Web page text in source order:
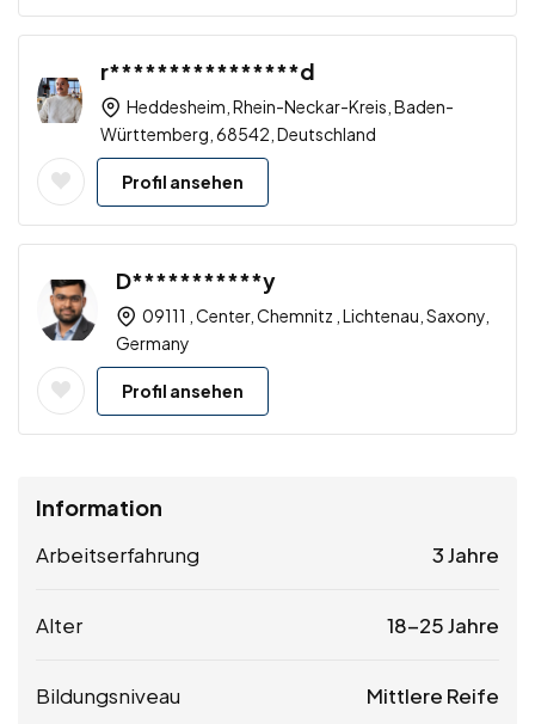
r****************d
Heddesheim, Rhein-Neckar-Kreis, Baden-
Württemberg, 68542, Deutschland
Profil ansehen
D***********y
09111 , Center, Chemnitz , Lichtenau, Saxony,
Germany
Profil ansehen
Information
Arbeitserfahrung 3 Jahre
Alter 18-25 Jahre
Bildungsniveau Mittlere Reife